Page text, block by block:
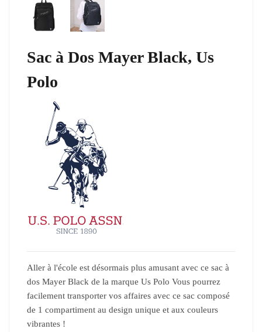
Sac à Dos Mayer Black, Us
Polo
Aller à l'école est désormais plus amusant avec ce sac à
dos Mayer Black de la marque Us Polo Vous pourrez
facilement transporter vos affaires avec ce sac composé
de 1 compartiment au design unique et aux couleurs
vibrantes !